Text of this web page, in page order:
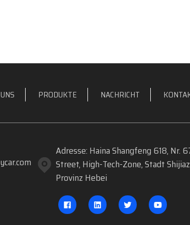
PRODUKTE NACHRICHT
Adresse: Haina Shangfeng 618, Nr.
Street, High-Tech-Zone, Stadt
Provinz Hebei